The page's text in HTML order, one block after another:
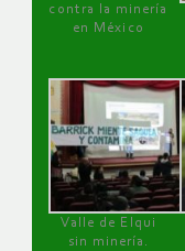
contra la minería
en México
Valle de Elqui
sin minería.